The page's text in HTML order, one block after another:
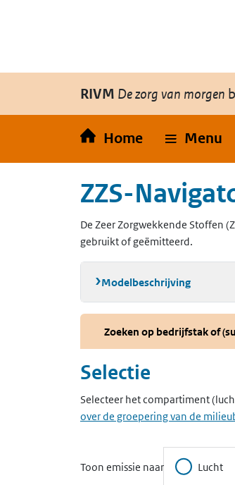
RIVM De zorg van morgen
Home Menu
ZZS-
De Zeer Zorgwekkende Stoffen
gebruikt of geëmitteerd.
Modelbeschrijving
Zoeken op bedrijfstak of
Selectie
Selecteer het compartiment
over de groepering van de
Toon emissie naar Lucht